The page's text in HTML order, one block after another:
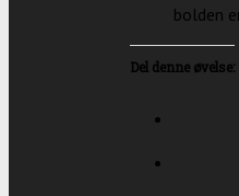
bolden
Del denne øvelse: